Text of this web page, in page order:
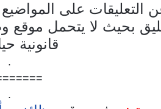
التعليقات على
بحيث لا يتحمل
قانونية
.
.